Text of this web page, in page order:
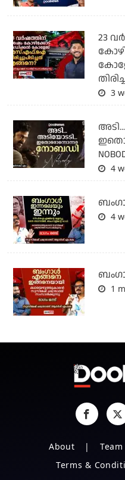
23
3
4
4
1
About Team
Terms &